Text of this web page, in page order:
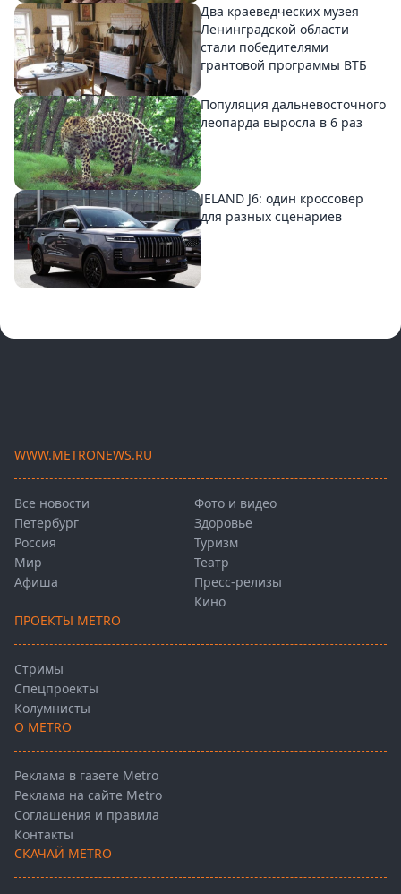
Два краеведческих музея
Ленинградской области
стали победителями
грантовой программы ВТБ
Популяция дальневосточного
леопарда выросла в 6 раз
JELAND J6: один кроссовер
для разных сценариев
WWW.METRONEWS.RU
Все новости
Петербург
Россия
Мир
Афиша
Фото и видео
Здоровье
Туризм
Театр
Пресс-релизы
Кино
ПРОЕКТЫ METRO
Стримы
Спецпроекты
Колумнисты
О METRO
Реклама в газете Metro
Реклама на сайте Metro
Соглашения и правила
Контакты
СКАЧАЙ METRO